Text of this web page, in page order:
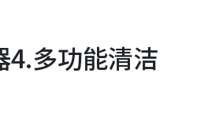
4.多功能清洁